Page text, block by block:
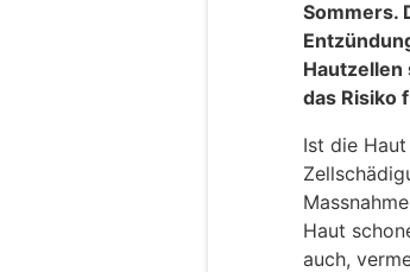
Sommers.
Hautzellen
das Risiko
Ist die
Haut
auch,